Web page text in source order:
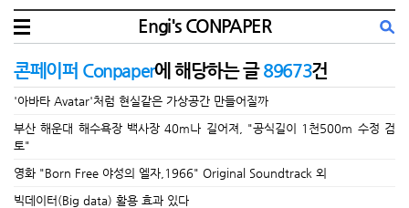
Engi's CONPAPER
콘페이퍼 Conpaper에 해당하는 글89673건
'아바타 Avatar'처럼 현실같은 가상공간 만들어질까
부산 해운대 해수욕장 백사장 40m나 길어져, "공식길이 1천500m 수정 검
토"
영화 "Born Free 야성의 엘자,1966" Original Soundtrack 외
빅데이터(Big data) 활용 효과 있다